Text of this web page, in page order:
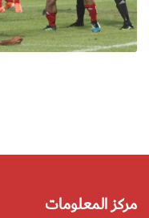
مركز المعلومات